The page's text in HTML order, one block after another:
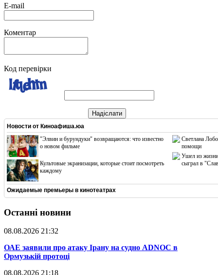
E-mail
Коментар
Код перевірки
Надіслати
Новости от Киноафиша.юа
"Элвин и бурундуки" возвращаются: что известно
о новом фильме
Культовые экранизации, которые стоит посмотреть
каждому
Светлана
помощи
Ушел из жизни
сыграл в
Ожидаемые премьеры в кинотеатрах
Останні новини
08.08.2026 21:32
​ОАЕ заявили про атаку Ірану на судно ADNOC в
Ормузькій протоці
08.08.2026 21:18